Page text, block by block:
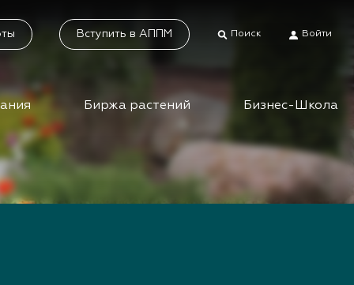
Вступить в АППМ Поиск Войти
Биржа растений Бизнес-Школа
растений
Каталог растений
Система добровольной